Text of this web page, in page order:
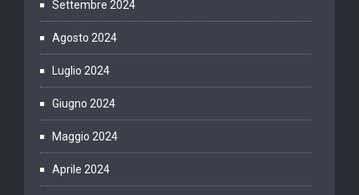
Settembre 2024
Agosto 2024
Luglio 2024
Giugno 2024
Maggio 2024
Aprile 2024